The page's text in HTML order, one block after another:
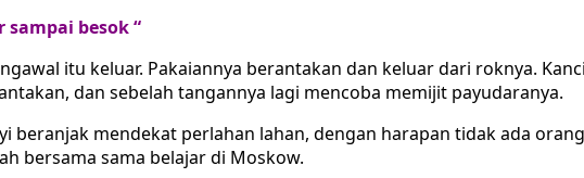
besok “
itu keluar. Pakaiannya berantakan dan keluar dari roknya.
dan sebelah tangannya lagi mencoba memijit payudaranya.
beranjak mendekat perlahan lahan, dengan harapan tidak ada
bersama sama belajar di Moskow.